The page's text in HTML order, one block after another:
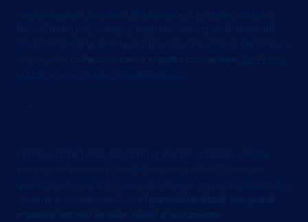
Lana di pecora, cellulosa, fibra di legno, pomice naturale,
fibra di mais, lino, canapa, sughero: sono questi i materiali
appartenenti a questa tipologia di isolanti e sono, oltremodo,
anche quei
materiali a minor impatto ambientale
Con il loro
utilizzo si ha un discreto livello isolante
Pomice, argilla espansa, lana di vetro e di roccia, perlite,
vermiculite espansa, fibra di ceramica e vetro cellulare:
questi sono, invece, i materiali di origine minerale utilizzati per
i sistemi di isolazione. Anche
i pannelli realizzati con questi
materiali offrono un buon livello di isolamento.